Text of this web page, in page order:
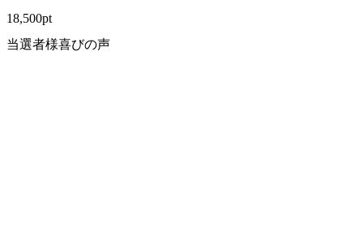
18,500pt
当選者様喜びの声